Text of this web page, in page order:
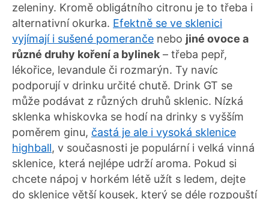
zeleniny. Kromě obligátního citronu je to třeba i
alternativní okurka. Efektně se ve sklenici
vyjímají i sušené pomeranče nebo jiné ovoce a
různé druhy koření a bylinek – třeba pepř,
lékořice, levandule či rozmarýn. Ty navíc
podporují v drinku určité chutě. Drink GT se
může podávat z různých druhů sklenic. Nízká
sklenka whiskovka se hodí na drinky s vyšším
poměrem ginu, častá je ale i vysoká sklenice
highball, v současnosti je populární i velká vinná
sklenice, která nejlépe udrží aroma. Pokud si
chcete nápoj v horkém létě užít s ledem, dejte
do sklenice větší kousek, který se déle rozpouští